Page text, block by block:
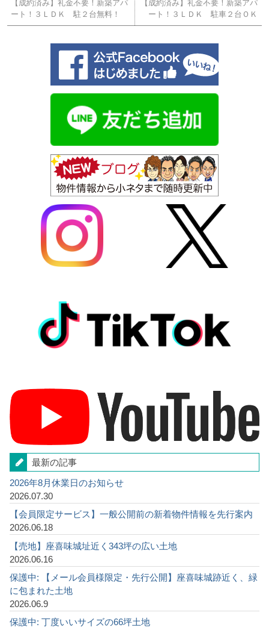
【成約済み】礼金不要！新築アパ
ート！３ＬＤＫ 駐２台無料！
【成約済み】礼金不要！新築アパ
ート！３ＬＤＫ 駐車２台ＯＫ
最新の記事
2026年8月休業日のお知らせ
2026.07.30
【会員限定サービス】一般公開前の新着物件情報を先行案内
2026.06.18
【売地】座喜味城址近く343坪の広い土地
2026.06.16
保護中: 【メール会員様限定・先行公開】座喜味城跡近く、緑
に包まれた土地
2026.06.9
保護中: 丁度いいサイズの66坪土地